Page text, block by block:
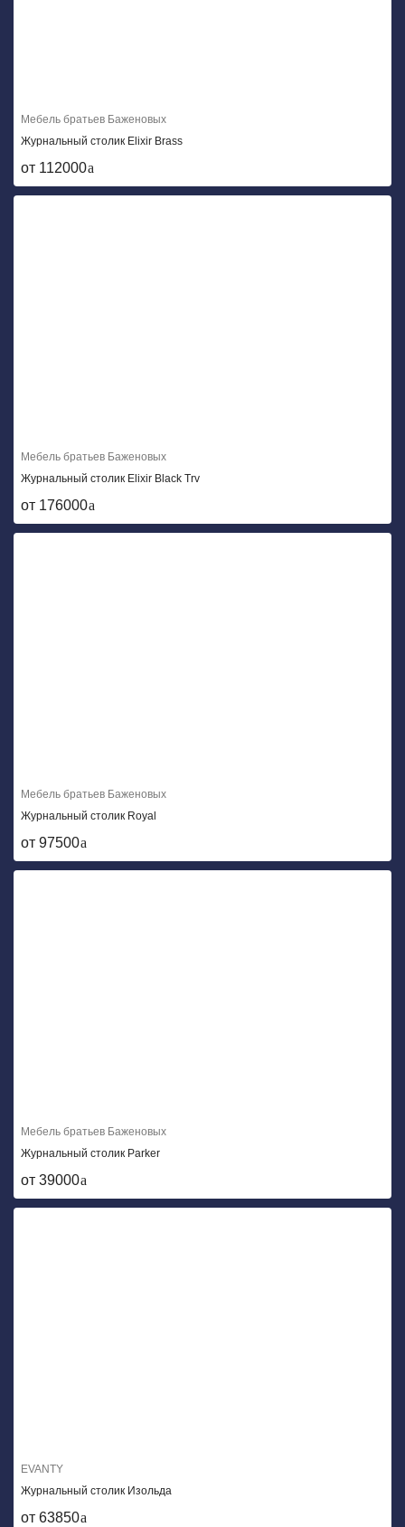
Мебель братьев Баженовых
Журнальный столик Elixir Brass
от 112000
Мебель братьев Баженовых
Журнальный столик Elixir Black Trv
от 176000
Мебель братьев Баженовых
Журнальный столик Royal
от 97500
Мебель братьев Баженовых
Журнальный столик Parker
от 39000
EVANTY
Журнальный столик Изольда
от 63850